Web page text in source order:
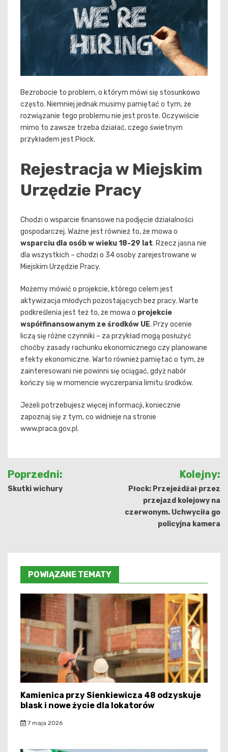
Bezrobocie to problem, o którym mówi się stosunkowo
często. Niemniej jednak musimy pamiętać o tym, że
rozwiązanie tego problemu nie jest proste. Oczywiście
mimo to zawsze trzeba działać, czego świetnym
przykładem jest Płock.
Rejestracja w Miejskim
Urzędzie Pracy
Chodzi o wsparcie finansowe na podjęcie działalności
gospodarczej. Ważne jest również to, że mowa o
wsparciu dla osób w wieku 18-29 lat. Rzecz jasna nie
dla wszystkich – chodzi o 34 osoby zarejestrowane w
Miejskim Urzędzie Pracy.
Możemy mówić o projekcie, którego celem jest
aktywizacja młodych pozostających bez pracy. Warte
podkreślenia jest też to, że mowa o projekcie
współfinansowanym ze środków UE. Przy ocenie
liczą się różne czynniki – za przykład mogą posłużyć
choćby zasady rachunku ekonomicznego czy planowane
efekty ekonomiczne. Warto również pamiętać o tym, że
zainteresowani nie powinni się ociągać, gdyż nabór
kończy się w momencie wyczerpania limitu środków.
Jeżeli potrzebujesz więcej informacji, koniecznie
zapoznaj się z tym, co widnieje na stronie
www.praca.gov.pl.
Nawigacja
wpisu
Poprzedni:
Skutki wichury
Kolejny:
Płock: Przejeżdżał przez
przejazd kolejowy na
czerwonym. Uchwyciła go
policyjna kamera
POWIĄZANE TEMATY
Kamienica przy Sienkiewicza 48 odzyskuje
blask i nowe życie dla lokatorów
7 maja 2026